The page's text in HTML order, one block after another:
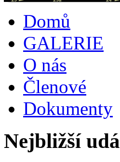
Domů
GALERIE
O nás
Členové
Dokumenty
Nejbližší